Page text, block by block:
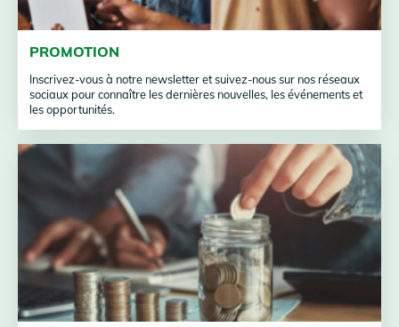
PROMOTION
Inscrivez-vous à notre newsletter et suivez-nous sur nos réseaux
sociaux pour connaître les dernières nouvelles, les événements et
les opportunités.